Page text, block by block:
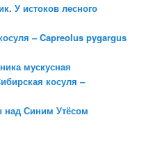
У истоков лесного
– Capreolus pygargus
мускусная
косуля –
над Синим Утёсом